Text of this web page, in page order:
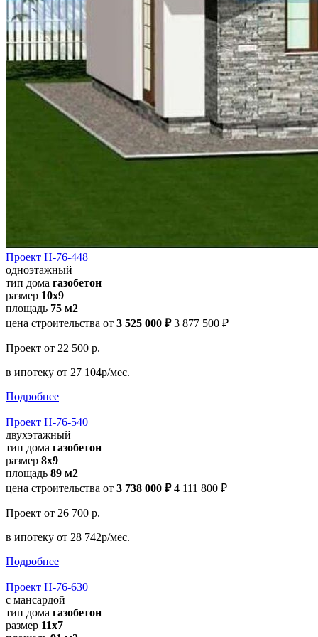
Проект Н-76-448
одноэтажный
тип дома газобетон
размер 10х9
площадь 75 м2
цена строительства от 3 525 000 ₽ 3 877 500 ₽
Проект от 22 500 р.
в ипотеку от 27 104р/мес.
Подробнее
Проект Н-76-540
двухэтажный
тип дома газобетон
размер 8х9
площадь 89 м2
цена строительства от 3 738 000 ₽ 4 111 800 ₽
Проект от 26 700 р.
в ипотеку от 28 742р/мес.
Подробнее
Проект Н-76-630
с мансардой
тип дома газобетон
размер 11x7